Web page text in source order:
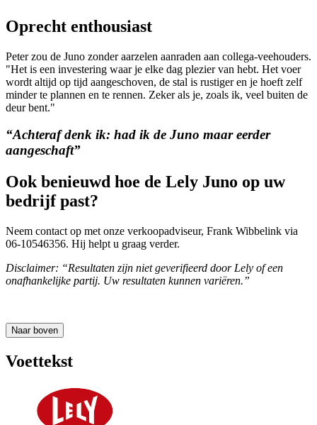
Oprecht enthousiast
Peter zou de Juno zonder aarzelen aanraden aan collega-veehouders.
"Het is een investering waar je elke dag plezier van hebt. Het voer
wordt altijd op tijd aangeschoven, de stal is rustiger en je hoeft zelf
minder te plannen en te rennen. Zeker als je, zoals ik, veel buiten de
deur bent."
“Achteraf denk ik: had ik de Juno maar eerder
aangeschaft”
Ook benieuwd hoe de Lely Juno op uw
bedrijf past?
Neem contact op met onze verkoopadviseur, Frank Wibbelink via
06-10546356. Hij helpt u graag verder.
Disclaimer: “Resultaten zijn niet geverifieerd door Lely of een
onafhankelijke partij. Uw resultaten kunnen variëren.”
Naar boven
Voettekst